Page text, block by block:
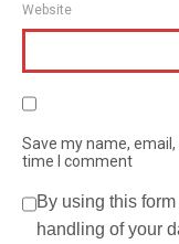
Website
Save my name,
time I comment
By using this
handling of your